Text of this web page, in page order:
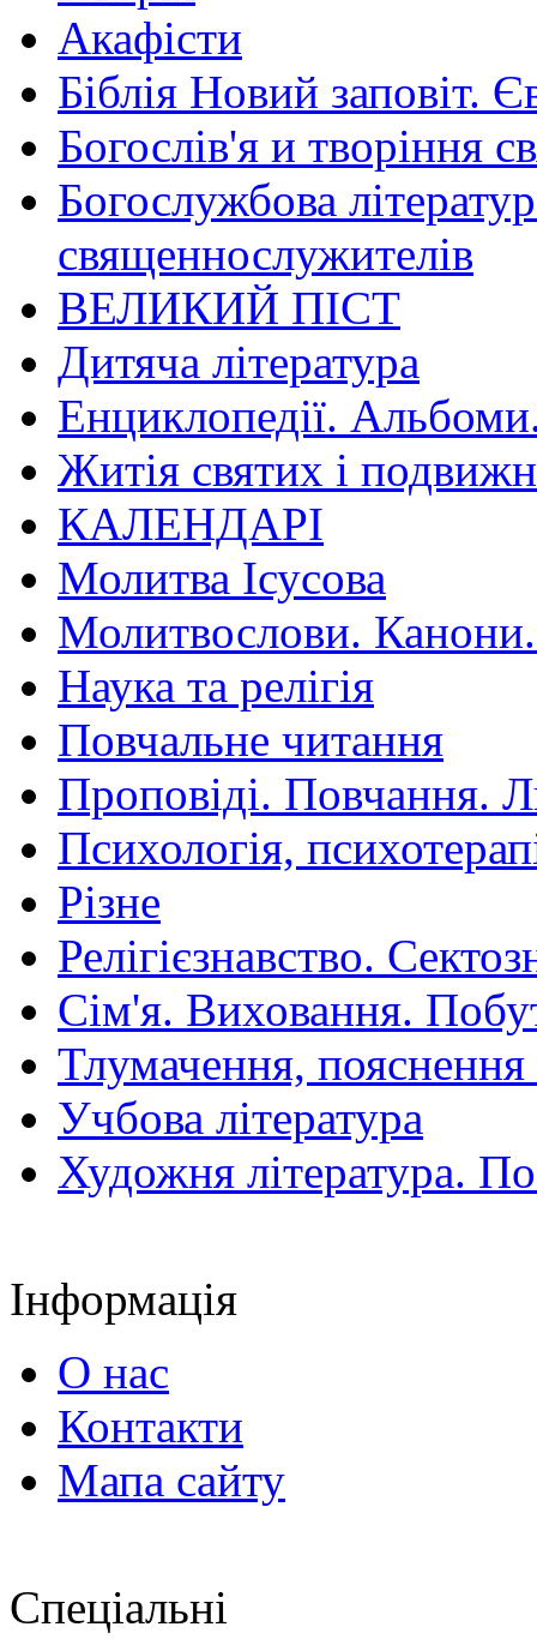
Акафісти
Біблія Новий заповіт.
Богослів'я и творіння
Богослужбова
священнослужителів
ВЕЛИКИЙ ПІСТ
Дитяча література
Енциклопедії.
Житія святих і
КАЛЕНДАРІ
Молитва Ісусова
Молитвослови.
Наука та релігія
Повчальне читання
Проповіді. Повчання.
Психологія,
Різне
Релігієзнавство.
Сім'я. Виховання.
Тлумачення,
Учбова література
Художня література.
Інформація
О нас
Контакти
Мапа сайту
Спеціальні